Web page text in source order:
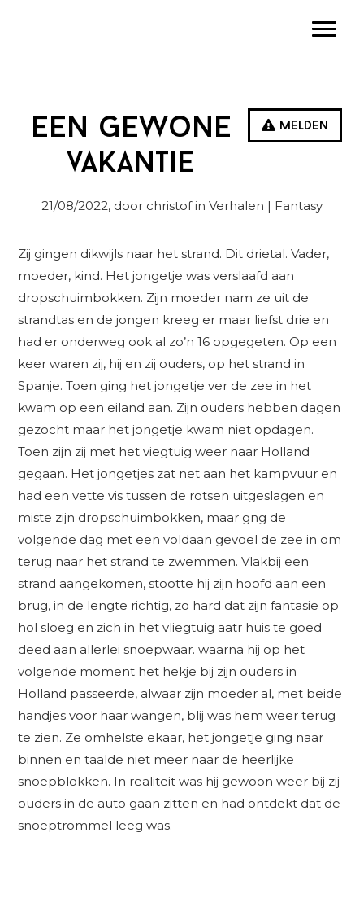
Melden
Een gewone
vakantie
21/08/2022, door christof in Verhalen | Fantasy
Zij gingen dikwijls naar het strand. Dit drietal. Vader,
moeder, kind. Het jongetje was verslaafd aan
dropschuimbokken. Zijn moeder nam ze uit de
strandtas en de jongen kreeg er maar liefst drie en
had er onderweg ook al zo’n 16 opgegeten. Op een
keer waren zij, hij en zij ouders, op het strand in
Spanje. Toen ging het jongetje ver de zee in het
kwam op een eiland aan. Zijn ouders hebben dagen
gezocht maar het jongetje kwam niet opdagen.
Toen zijn zij met het viegtuig weer naar Holland
gegaan. Het jongetjes zat net aan het kampvuur en
had een vette vis tussen de rotsen uitgeslagen en
miste zijn dropschuimbokken, maar gng de
volgende dag met een voldaan gevoel de zee in om
terug naar het strand te zwemmen. Vlakbij een
strand aangekomen, stootte hij zijn hoofd aan een
brug, in de lengte richtig, zo hard dat zijn fantasie op
hol sloeg en zich in het vliegtuig aatr huis te goed
deed aan allerlei snoepwaar. waarna hij op het
volgende moment het hekje bij zijn ouders in
Holland passeerde, alwaar zijn moeder al, met beide
handjes voor haar wangen, blij was hem weer terug
te zien. Ze omhelste ekaar, het jongetje ging naar
binnen en taalde niet meer naar de heerlijke
snoepblokken. In realiteit was hij gewoon weer bij zij
ouders in de auto gaan zitten en had ontdekt dat de
snoeptrommel leeg was.